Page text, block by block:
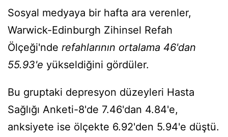
Sosyal medyaya bir hafta ara verenler,
Warwick-Edinburgh Zihinsel Refah
Ölçeği'nde refahlarının ortalama 46'dan
55.93'e yükseldiğini gördüler.
Bu gruptaki depresyon düzeyleri Hasta
Sağlığı Anketi-8'de 7.46'dan 4.84'e,
anksiyete ise ölçekte 6.92'den 5.94'e düştü.